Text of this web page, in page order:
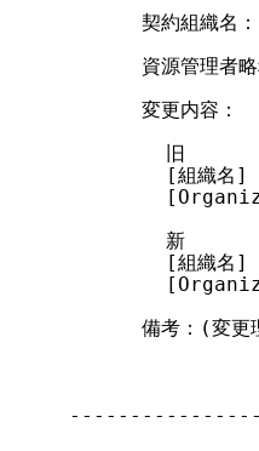
      契約組織名：
資源管理者略
      変更内容：
        旧
        [組織名]
        新
        [組織名]
備考：(変更